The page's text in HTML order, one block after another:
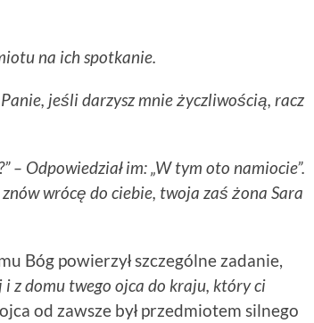
na ich spotkanie.
Panie, jeśli darzysz mnie życzliwością, racz
– Odpowiedział im: „W tym oto namiocie”.
znów wrócę do ciebie, twoja zaś żona Sara
Bóg powierzył szczególne zadanie,
i z domu twego ojca do kraju, który ci
od zawsze był przedmiotem silnego